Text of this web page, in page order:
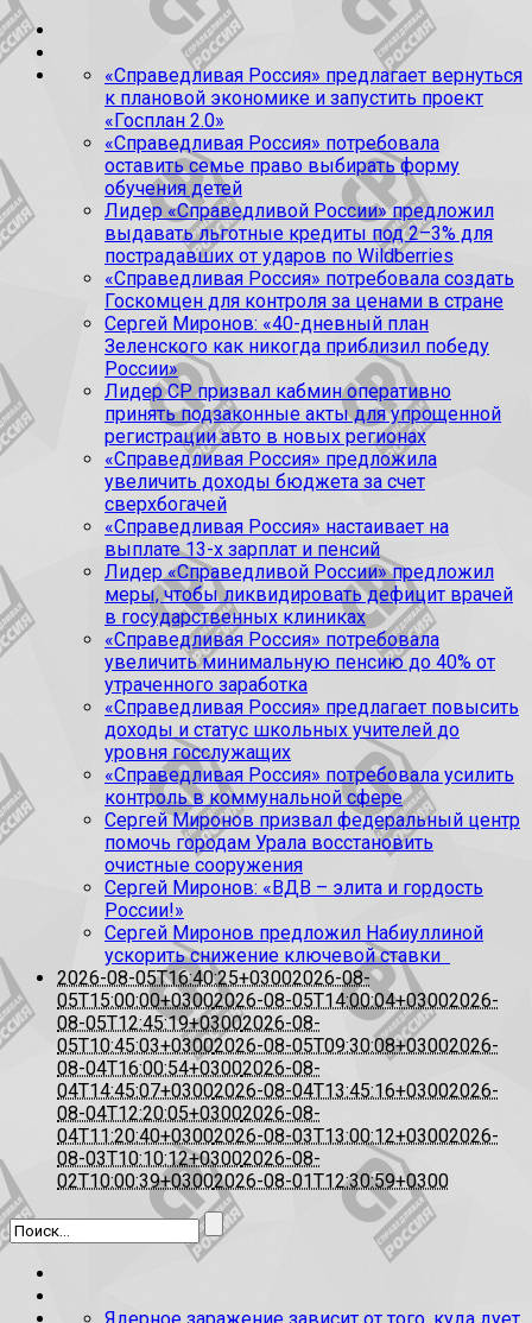
«Справедливая Россия» предлагает вернуться
к плановой экономике и запустить проект
«Госплан 2.0»
«Справедливая Россия» потребовала
оставить семье право выбирать форму
обучения детей
Лидер «Справедливой России» предложил
выдавать льготные кредиты под 2–3% для
пострадавших от ударов по Wildberries
«Справедливая Россия» потребовала создать
Госкомцен для контроля за ценами в стране
Сергей Миронов: «40-дневный план
Зеленского как никогда приблизил победу
России»
Лидер СР призвал кабмин оперативно
принять подзаконные акты для упрощенной
регистрации авто в новых регионах
«Справедливая Россия» предложила
увеличить доходы бюджета за счет
сверхбогачей
«Справедливая Россия» настаивает на
выплате 13-х зарплат и пенсий
Лидер «Справедливой России» предложил
меры, чтобы ликвидировать дефицит врачей
в государственных клиниках
«Справедливая Россия» потребовала
увеличить минимальную пенсию до 40% от
утраченного заработка
«Справедливая Россия» предлагает повысить
доходы и статус школьных учителей до
уровня госслужащих
«Справедливая Россия» потребовала усилить
контроль в коммунальной сфере
Сергей Миронов призвал федеральный центр
помочь городам Урала восстановить
очистные сооружения
Сергей Миронов: «ВДВ – элита и гордость
России!»
Сергей Миронов предложил Набиуллиной
ускорить снижение ключевой ставки
2026-08-05T16:40:25+03002026-08-
05T15:00:00+03002026-08-05T14:00:04+03002026-
08-05T12:45:19+03002026-08-
05T10:45:03+03002026-08-05T09:30:08+03002026-
08-04T16:00:54+03002026-08-
04T14:45:07+03002026-08-04T13:45:16+03002026-
08-04T12:20:05+03002026-08-
04T11:20:40+03002026-08-03T13:00:12+03002026-
08-03T10:10:12+03002026-08-
02T10:00:39+03002026-08-01T12:30:59+0300